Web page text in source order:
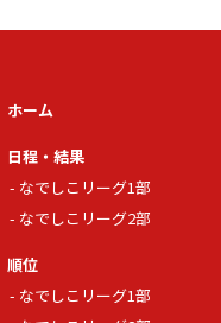
ホーム
日程・結果
なでしこリーグ1部
なでしこリーグ2部
順位
なでしこリーグ1部